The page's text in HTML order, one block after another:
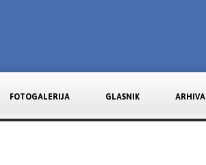
FOTOGALERIJA GLASNIK ARHIVA